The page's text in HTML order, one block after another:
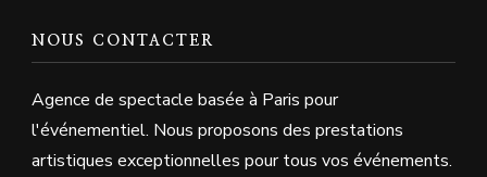
NOUS CONTACTER
Agence de spectacle basée à Paris pour
l'événementiel. Nous proposons des prestations
artistiques exceptionnelles pour tous vos événements.